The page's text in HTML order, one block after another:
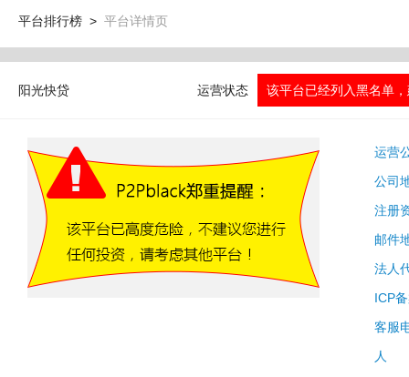
平台排行榜 > 平台详情页
阳光快贷 运营状态 该平台已经列入黑名单
运营
公司
注册
邮件
法人
ICP
客服
人